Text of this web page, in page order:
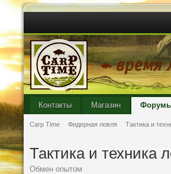
Контакты Магазин
Carp Time Фидерная ловля Тактика и
Тактика и техника
Обмен опытом